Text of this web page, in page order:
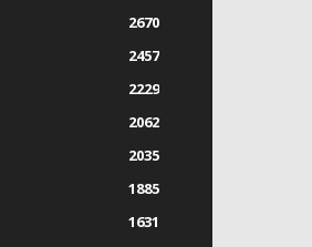
2670
2457
2229
2062
2035
1885
1631